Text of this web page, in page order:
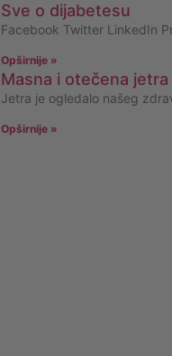
Sve o dijabetesu
Facebook Twitter LinkedIn
Opširnije »
Masna i otečena jetra
Jetra je ogledalo našeg
Opširnije »